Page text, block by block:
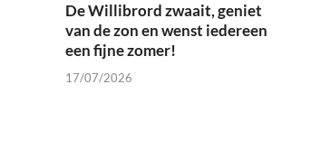
De Willibrord zwaait, geniet
van de zon en wenst iedereen
een fijne zomer!
17/07/2026